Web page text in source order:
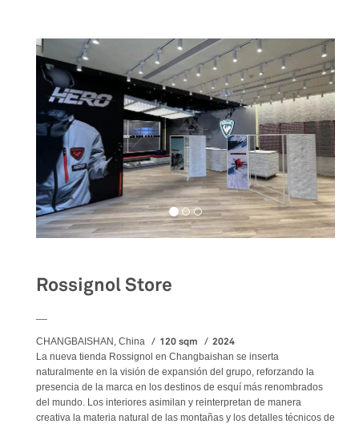
Rossignol Store
CHANGBAISHAN, China 120 sqm 2024
La nueva tienda Rossignol en Changbaishan se inserta
naturalmente en la visión de expansión del grupo, reforzando la
presencia de la marca en los destinos de esquí más renombrados
del mundo. Los interiores asimilan y reinterpretan de manera
creativa la materia natural de las montañas y los detalles técnicos de